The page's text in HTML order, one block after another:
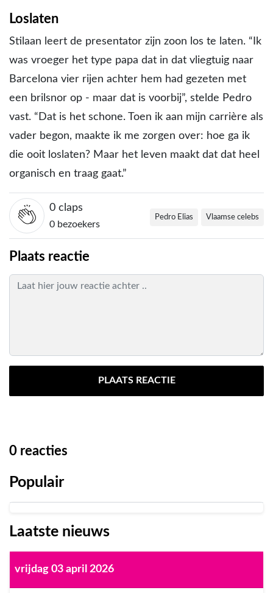
Loslaten
Stilaan leert de presentator zijn zoon los te laten. “Ik
was vroeger het type papa dat in dat vliegtuig naar
Barcelona vier rijen achter hem had gezeten met
een brilsnor op - maar dat is voorbij”, stelde Pedro
vast. “Dat is het schone. Toen ik aan mijn carrière als
vader begon, maakte ik me zorgen over: hoe ga ik
die ooit loslaten? Maar het leven maakt dat dat heel
organisch en traag gaat.”
0 claps
0 bezoekers
Pedro Elias Vlaamse celebs
Plaats reactie
PLAATS REACTIE
0 reacties
Populair
Laatste nieuws
vrijdag 03 april 2026